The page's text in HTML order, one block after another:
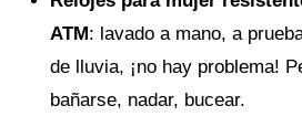
ATM: lavado a mano, a
de lluvia, ¡no hay problema!
bañarse, nadar, bucear.